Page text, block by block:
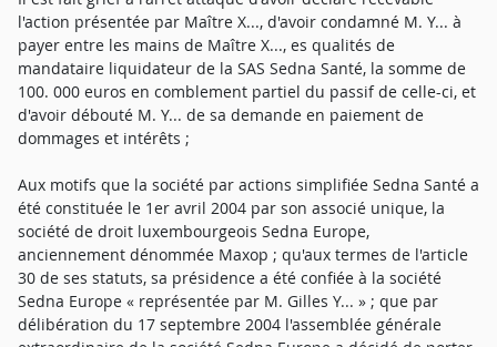
l'action présentée par Maître X..., d'avoir condamné M. Y... à
payer entre les mains de Maître X..., es qualités de
mandataire liquidateur de la SAS Sedna Santé, la somme de
100. 000 euros en comblement partiel du passif de celle-ci, et
d'avoir débouté M. Y... de sa demande en paiement de
dommages et intérêts ;
Aux motifs que la société par actions simplifiée Sedna Santé a
été constituée le 1er avril 2004 par son associé unique, la
société de droit luxembourgeois Sedna Europe,
anciennement dénommée Maxop ; qu'aux termes de l'article
30 de ses statuts, sa présidence a été confiée à la société
Sedna Europe « représentée par M. Gilles Y... » ; que par
délibération du 17 septembre 2004 l'assemblée générale